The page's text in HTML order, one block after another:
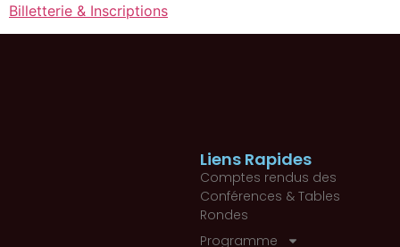
Billetterie & Inscriptions
Liens Rapides
Comptes rendus des
Conférences & Tables
Rondes
Programme